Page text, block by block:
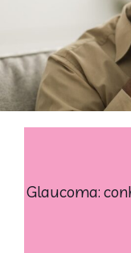
Glaucoma: